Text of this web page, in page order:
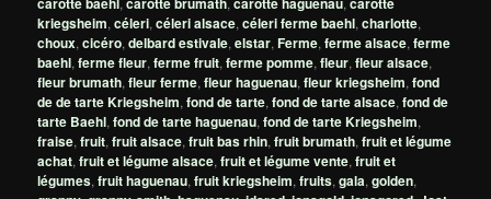
kriegsheim,céleri,céleri alsace,céleri ferme baehl,charlotte,
choux,cicéro,delbard estivale,elstar,Ferme,ferme alsace,ferme
baehl,ferme fleur,ferme fruit,ferme pomme,fleur,fleur alsace,
fleur brumath,fleur ferme,fleur haguenau,fleur kriegsheim,fond
de de tarte Kriegsheim,fond de tarte,fond de tarte alsace,fond de
tarte Baehl,fond de tarte haguenau,fond de tarte Kriegsheim,
fraise,fruit,fruit alsace,fruit bas rhin,fruit brumath,fruit et légume
achat,fruit et légume alsace,fruit et légume vente,fruit et
légumes,fruit haguenau,fruit kriegsheim,fruits,gala,golden,